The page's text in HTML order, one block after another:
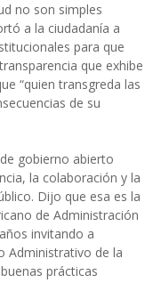
no son simples
a la ciudadanía a
para que
que exhibe
“quien transgreda las
de su
gobierno abierto
la colaboración y la
Dijo que esa es la
de Administración
invitando a
Administrativo de la
prácticas